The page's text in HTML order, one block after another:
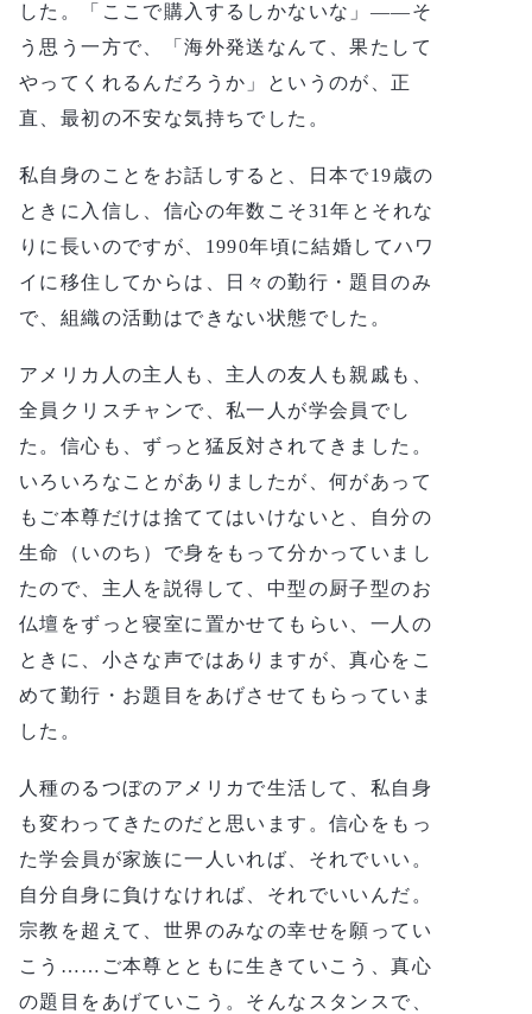
した。「ここで購入するしかないな」——そ
う思う一方で、「海外発送なんて、果たして
やってくれるんだろうか」というのが、正
直、最初の不安な気持ちでした。
私自身のことをお話しすると、日本で19歳の
ときに入信し、信心の年数こそ31年とそれな
りに長いのですが、1990年頃に結婚してハワ
イに移住してからは、日々の勤行・題目のみ
で、組織の活動はできない状態でした。
アメリカ人の主人も、主人の友人も親戚も、
全員クリスチャンで、私一人が学会員でし
た。信心も、ずっと猛反対されてきました。
いろいろなことがありましたが、何があって
もご本尊だけは捨ててはいけないと、自分の
生命（いのち）で身をもって分かっていまし
たので、主人を説得して、中型の厨子型のお
仏壇をずっと寝室に置かせてもらい、一人の
ときに、小さな声ではありますが、真心をこ
めて勤行・お題目をあげさせてもらっていま
した。
人種のるつぼのアメリカで生活して、私自身
も変わってきたのだと思います。信心をもっ
た学会員が家族に一人いれば、それでいい。
自分自身に負けなければ、それでいいんだ。
宗教を超えて、世界のみなの幸せを願ってい
こう……ご本尊とともに生きていこう、真心
の題目をあげていこう。そんなスタンスで、